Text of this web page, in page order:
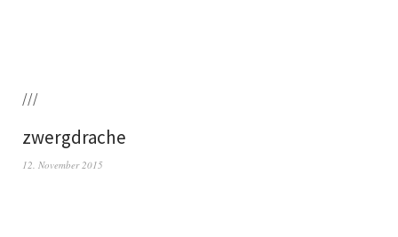
///
zwergdrache
12. November 2015